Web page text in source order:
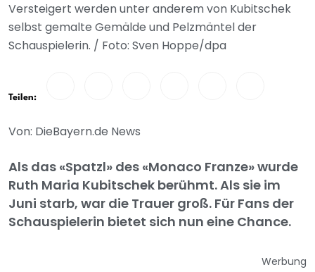
Versteigert werden unter anderem von Kubitschek
selbst gemalte Gemälde und Pelzmäntel der
Schauspielerin. / Foto: Sven Hoppe/dpa
Teilen:
Von: DieBayern.de News
Als das «Spatzl» des «Monaco Franze» wurde
Ruth Maria Kubitschek berühmt. Als sie im
Juni starb, war die Trauer groß. Für Fans der
Schauspielerin bietet sich nun eine Chance.
Werbung